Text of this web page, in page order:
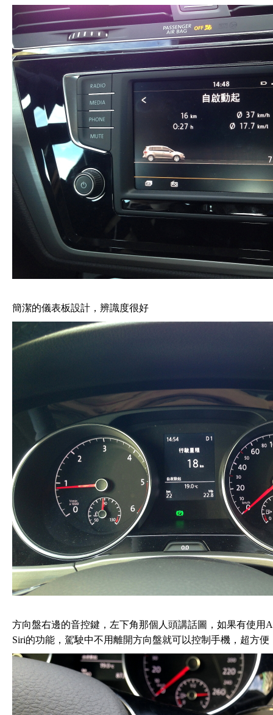
簡潔的儀表板設計，辨識度很好
方向盤右邊的音控鍵，左下角那個人頭講話圖，如果有使用
Siri的功能，駕駛中不用離開方向盤就可以控制手機，超方便